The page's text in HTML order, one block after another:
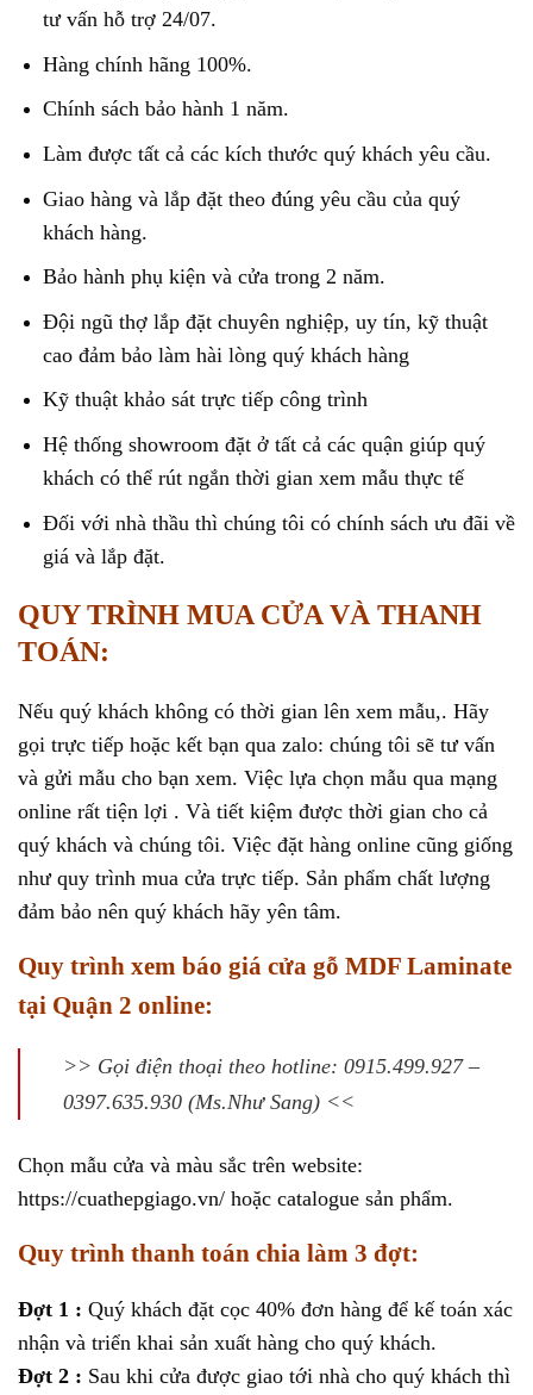
tư vấn hỗ trợ 24/07.
Hàng chính hãng 100%.
Chính sách bảo hành 1 năm.
Làm được tất cả các kích thước quý khách yêu cầu.
Giao hàng và lắp đặt theo đúng yêu cầu của quý
khách hàng.
Bảo hành phụ kiện và cửa trong 2 năm.
Đội ngũ thợ lắp đặt chuyên nghiệp, uy tín, kỹ thuật
cao đảm bảo làm hài lòng quý khách hàng
Kỹ thuật khảo sát trực tiếp công trình
Hệ thống showroom đặt ở tất cả các quận giúp quý
khách có thể rút ngắn thời gian xem mẫu thực tế
Đối với nhà thầu thì chúng tôi có chính sách ưu đãi về
giá và lắp đặt.
QUY TRÌNH MUA CỬA VÀ THANH
TOÁN:
Nếu quý khách không có thời gian lên xem mẫu,. Hãy
gọi trực tiếp hoặc kết bạn qua zalo: chúng tôi sẽ tư vấn
và gửi mẫu cho bạn xem. Việc lựa chọn mẫu qua mạng
online rất tiện lợi . Và tiết kiệm được thời gian cho cả
quý khách và chúng tôi. Việc đặt hàng online cũng giống
như quy trình mua cửa trực tiếp. Sản phẩm chất lượng
đảm bảo nên quý khách hãy yên tâm.
Quy trình xem báo giá cửa gỗ MDF Laminate
tại Quận 2 online:
>> Gọi điện thoại theo hotline: 0915.499.927 –
0397.635.930 (Ms.Như Sang) <<
Chọn mẫu cửa và màu sắc trên website:
https://cuathepgiago.vn/ hoặc catalogue sản phẩm.
Quy trình thanh toán chia làm 3 đợt:
Đợt 1 : Quý khách đặt cọc 40% đơn hàng để kế toán xác
nhận và triển khai sản xuất hàng cho quý khách.
Đợt 2 : Sau khi cửa được giao tới nhà cho quý khách thì